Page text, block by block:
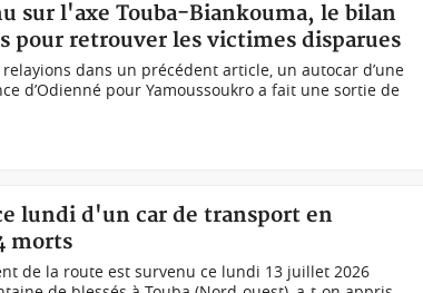
sur l'axe Touba-Biankouma, le bilan
pour retrouver les victimes disparues
relayions dans un précédent article, un autocar d’une
d’Odienné pour Yamoussoukro a fait une sortie de
lundi d'un car de transport en
morts
de la route est survenu ce lundi 13 juillet 2026